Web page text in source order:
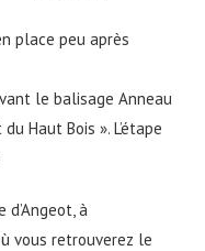
place peu après
le balisage Anneau
Haut Bois ». L’étape
d’Angeot, à
vous retrouverez le